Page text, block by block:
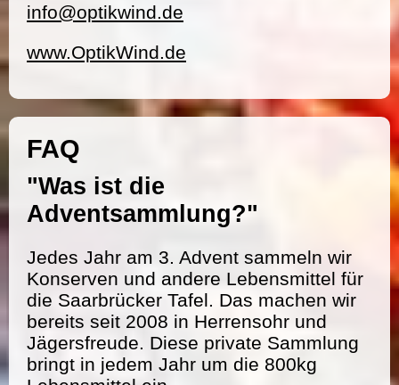
info@optikwind.de
www.OptikWind.de
FAQ
"Was ist die
Adventsammlung?"
Jedes Jahr am 3. Advent sammeln wir
Konserven und andere Lebensmittel für
die Saarbrücker Tafel. Das machen wir
bereits seit 2008 in Herrensohr und
Jägersfreude. Diese private Sammlung
bringt in jedem Jahr um die 800kg